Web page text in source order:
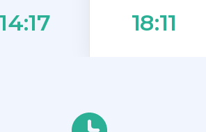
14:17 18:11